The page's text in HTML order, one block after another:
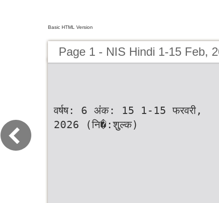
Basic HTML Version
Page 1 - NIS Hindi 1-15 Feb,
वर्षष: 6 अंंक: 15 1-15 फरवरी,
2026 (नि�:शुुल्क)